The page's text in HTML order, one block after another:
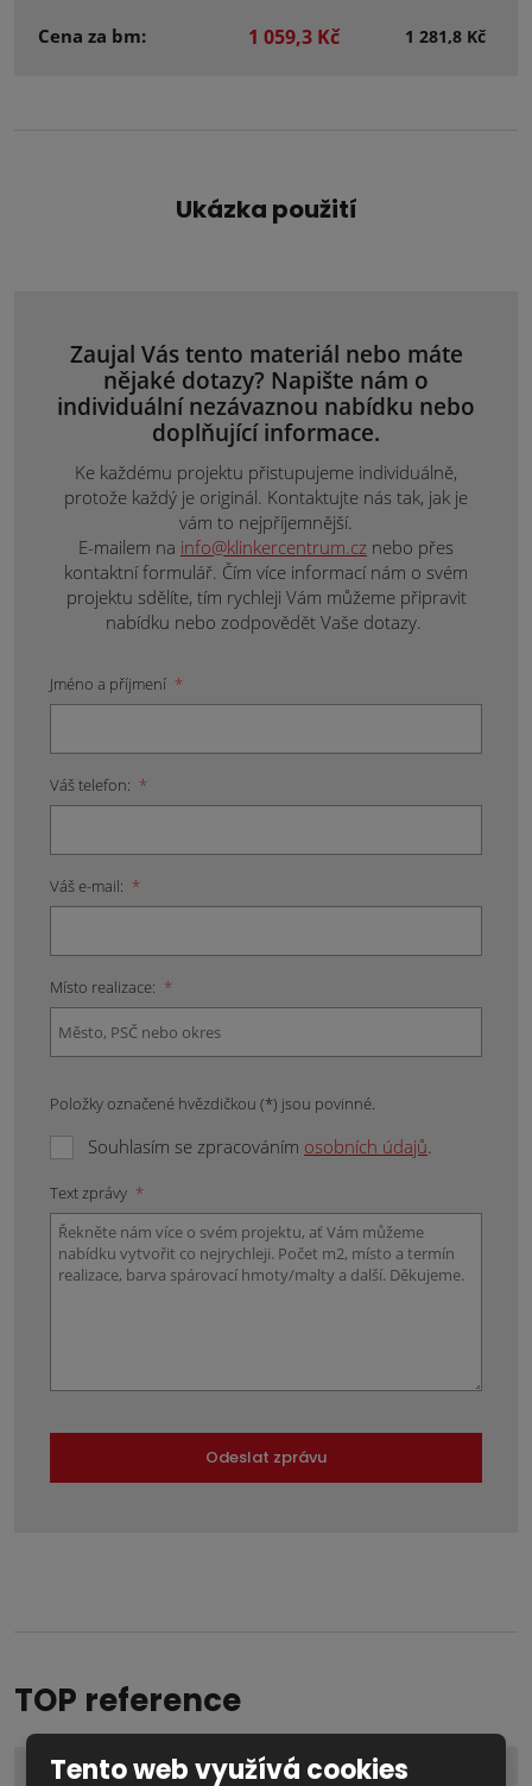
Cena za bm: 1 059,3 Kč 1 281,8 Kč
Ukázka použití
Zaujal Vás tento materiál nebo máte
nějaké dotazy? Napište nám o
individuální nezávaznou nabídku nebo
doplňující informace.
Ke každému projektu přistupujeme individuálně,
protože každý je originál. Kontaktujte nás tak, jak je
vám to nejpříjemnější.
E-mailem na info@klinkercentrum.cz nebo přes
kontaktní formulář. Čím více informací nám o svém
projektu sdělíte, tím rychleji Vám můžeme připravit
nabídku nebo zodpovědět Vaše dotazy.
Jméno a příjmení *
Váš telefon: *
Váš e-mail: *
Místo realizace: *
Položky označené hvězdičkou (*) jsou povinné.
Souhlasím se zpracováním osobních údajů.
Text zprávy *
Odeslat zprávu
TOP reference
Tento web využívá cookies